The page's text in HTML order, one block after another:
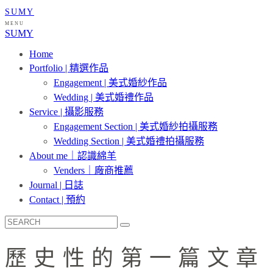
SUMY
MENU
SUMY
Home
Portfolio | 精選作品
Engagement | 美式婚紗作品
Wedding | 美式婚禮作品
Service | 攝影服務
Engagement Section | 美式婚紗拍攝服務
Wedding Section | 美式婚禮拍攝服務
About me｜認識綿羊
Venders｜廠商推薦
Journal | 日誌
Contact | 預約
歷史性的第一篇文